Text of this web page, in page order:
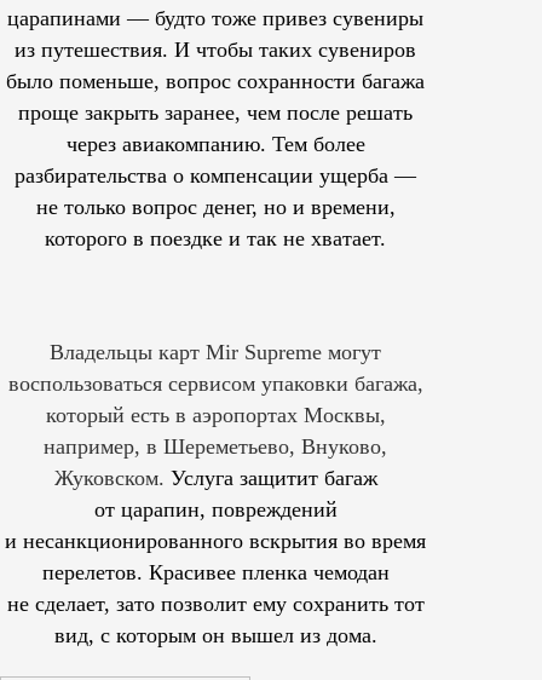
царапинами — будто тоже привез сувениры
из путешествия. И чтобы таких сувениров
было поменьше, вопрос сохранности багажа
проще закрыть заранее, чем после решать
через авиакомпанию. Тем более
разбирательства о компенсации ущерба —
не только вопрос денег, но и времени,
которого в поездке и так не хватает.
Владельцы карт Mir Supreme могут
воспользоваться сервисом упаковки багажа,
который есть в аэропортах Москвы,
например, в Шереметьево, Внуково,
Жуковском. Услуга защитит багаж
от царапин, повреждений
и несанкционированного вскрытия во время
перелетов. Красивее пленка чемодан
не сделает, зато позволит ему сохранить тот
вид, с которым он вышел из дома.